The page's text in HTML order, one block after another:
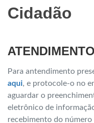
Cidadão
Para antendimento
aqui, e protocole-o no
aguardar o
eletrônico de
recebimento do